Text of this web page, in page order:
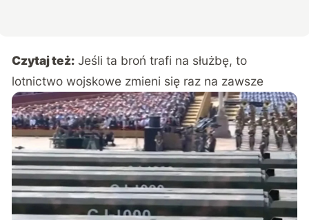
Czytaj też: Jeśli ta broń trafi na służbę, to
lotnictwo wojskowe zmieni się raz na zawsze